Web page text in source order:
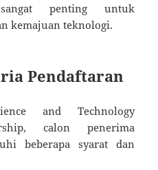
penting untuk
kemajuan teknologi.
Pendaftaran
and Technology
calon penerima
beberapa syarat dan